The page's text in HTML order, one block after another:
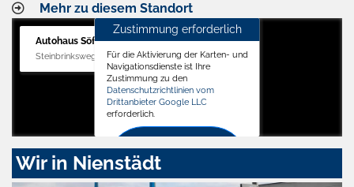
Mehr zu diesem Standort
Autohaus Söffker GmbH
Steinbrinksweg 12, 31840 Hessisch Oldendorf
Zustimmung erforderlich
Für die Aktivierung der Karten- und
Navigationsdienste ist Ihre
Zustimmung zu den
Datenschutzrichtlinien vom
Drittanbieter Google LLC
erforderlich.
Zustimmen
aktivieren
Wir in Nienstädt